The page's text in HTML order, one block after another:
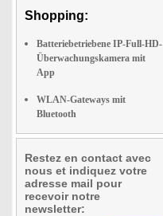
Shopping:
Batteriebetriebene IP-Full-HD-
Überwachungskamera mit
App
WLAN-Gateways mit
Bluetooth
Restez en contact avec
nous et indiquez votre
adresse mail pour
recevoir notre
newsletter: